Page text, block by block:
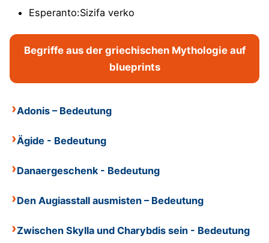
Esperanto:Sizifa verko
Begriffe aus der griechischen Mythologie auf
blueprints
Adonis – Bedeutung
Ägide - Bedeutung
Danaergeschenk - Bedeutung
Den Augiasstall ausmisten – Bedeutung
Zwischen Skylla und Charybdis sein - Bedeutung